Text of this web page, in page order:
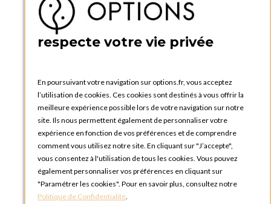
BOUTIQUE OPTIONS - PARIS 5E
5 quai de la tournelle
FRANCE
OPTIONS ROUEN
Rue du Clos Tellier
76800 Saint-Etienne-du-Rouvray
FRANCE
Téléphone :+33 2 35 08 38 53
OPTIONS TOULOUSE
6 rue Gaye Marie, ZAC de Saint-Martin du Touch
31300 Toulouse
FRANCE
respecte votre vie privée
En poursuivant votre navigation sur options.fr, vous acceptez
l’utilisation de cookies. Ces cookies sont destinés à vous offrir la
meilleure expérience possible lors de votre navigation sur notre
site. Ils nous permettent également de personnaliser votre
expérience en fonction de vos préférences et de comprendre
comment vous utilisez notre site. En cliquant sur "J’accepte",
vous consentez à l'utilisation de tous les cookies. Vous pouvez
également personnaliser vos préférences en cliquant sur
"Paramétrer les cookies". Pour en savoir plus, consultez notre
Politique de Confidentialité.